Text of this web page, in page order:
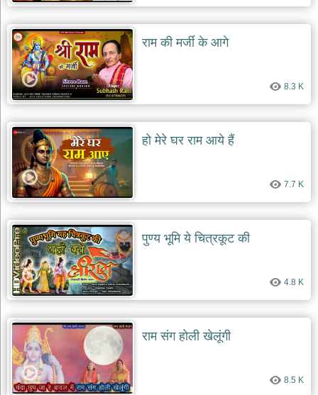
देश
भक्ति
भजन
patriotic
bhajans
खाटू
श्याम
भजन
khatu
shaym
bhajans
रानी
सती
दादी
भजन
rani
sati
dadi
bhajans
बावा
दयाल
भजन
bawa
lal
dayal
bhajans
राम की मर्जी के आगे
8.3 K
हो मेरे घर राम आये हैं
7.7 K
पुण्य भूमि ये चित्रकूट की
4.8 K
राम संग होली खेलूंगी
8.5 K